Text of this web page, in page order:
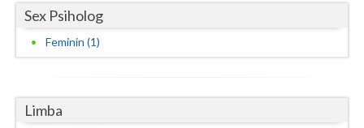
Timis
Tulcea
Vaslui
Sex Psiholog
Feminin (1)
Limba